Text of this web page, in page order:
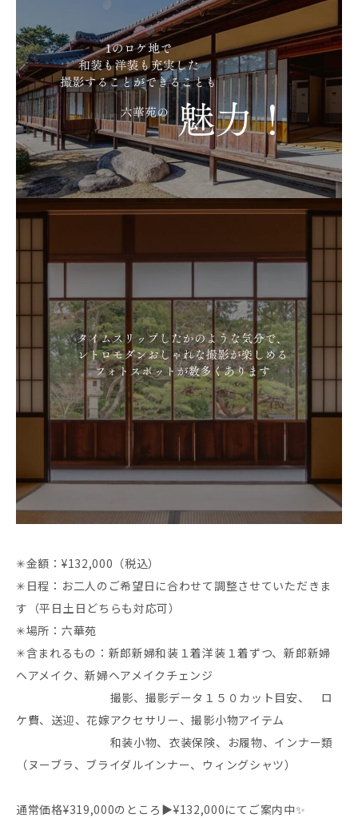
✳︎金額：¥132,000（税込）
✳︎日程：お二人のご希望日に合わせて調整させていただきま
す（平日土日どちらも対応可）
✳︎場所：六華苑
✳︎含まれるもの：新郎新婦和装１着洋装１着ずつ、新郎新婦
ヘアメイク、新婦ヘアメイクチェンジ
撮影、撮影データ１５０カット目安、 ロ
ケ費、送迎、花嫁アクセサリー、撮影小物アイテム
和装小物、衣装保険、お履物、インナー類
（ヌーブラ、ブライダルインナー、ウィングシャツ）
通常価格¥319,000のところ▶︎¥132,000にてご案内中✨